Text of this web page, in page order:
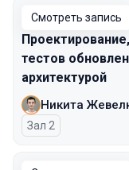
Смотреть запись
тестов
архитектурой
Никита
Зал 2